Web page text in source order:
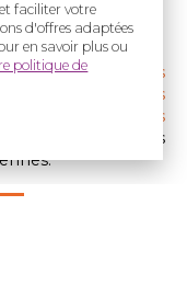
faciliter votre
d'offres adaptées
en savoir plus ou
politique de
des
Craniofaciales
sur les chirurgies
parents d'enfants